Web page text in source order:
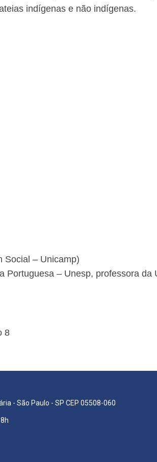
indígenas e não indígenas.
Social – Unicamp)
– Unesp, professora da
8
- São Paulo - SP CEP 05508-060